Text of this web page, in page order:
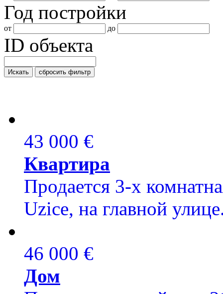
Год постройки
от до
ID объекта
Искать сбросить фильтр
43 000 €
Квартира
Продается 3-х
Uzice, на главной
46 000 €
Дом